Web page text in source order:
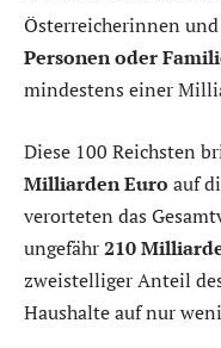
Österreicherinnen
Personen oder
mindestens einer
Diese 100 Reichsten
Milliarden Euro auf
verorteten das
ungefähr210
zweistelliger Anteil
Haushalte auf nur